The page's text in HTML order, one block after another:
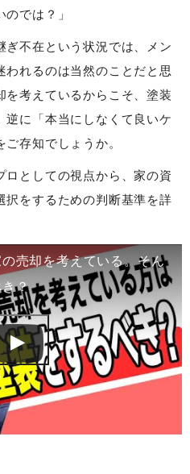
では？」
ぎ不在という状況では、メン
われるのは当然のことだと思
を考えているからこそ、塗装
逆に「本当にしなくて良いケ
存知でしょうか。
ロとしての視点から、家の資
択をするための判断基準を詳
売却を考えている。そん
？